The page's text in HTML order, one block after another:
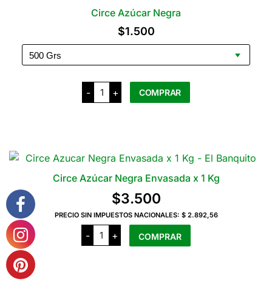
Circe Azúcar Negra
$1.500
-
Circe
Azúcar
Negra
+ COMPRAR
varias
variantes.
opciones
se
pueden
elegir
Circe Azúcar Negra Envasada x 1 Kg
$3.500
PRECIO SIN IMPUESTOS NACIONALES: $ 2.892,56
-
Circe
Azúcar
Negra
+ COMPRAR